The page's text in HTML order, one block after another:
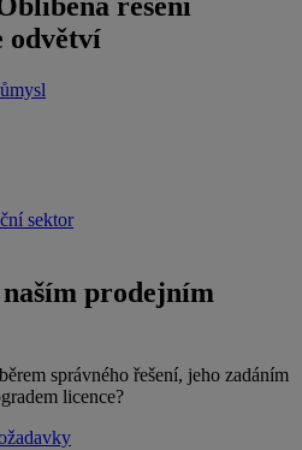
odvětví
sektor
prodejním
správného řešení, jeho zadáním
licence?